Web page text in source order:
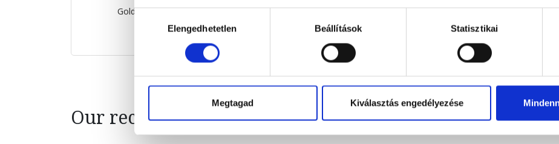
Hozzájárulás
kiválasztásaElengedhetetlen Beállítások Statisztikai
Megtagad Kiválasztás engedélyezése
Gold dessert 30g
€1.40
Dark truffle cube 13g
13 g
€0.86
52 g
€1.55
Our recommendation